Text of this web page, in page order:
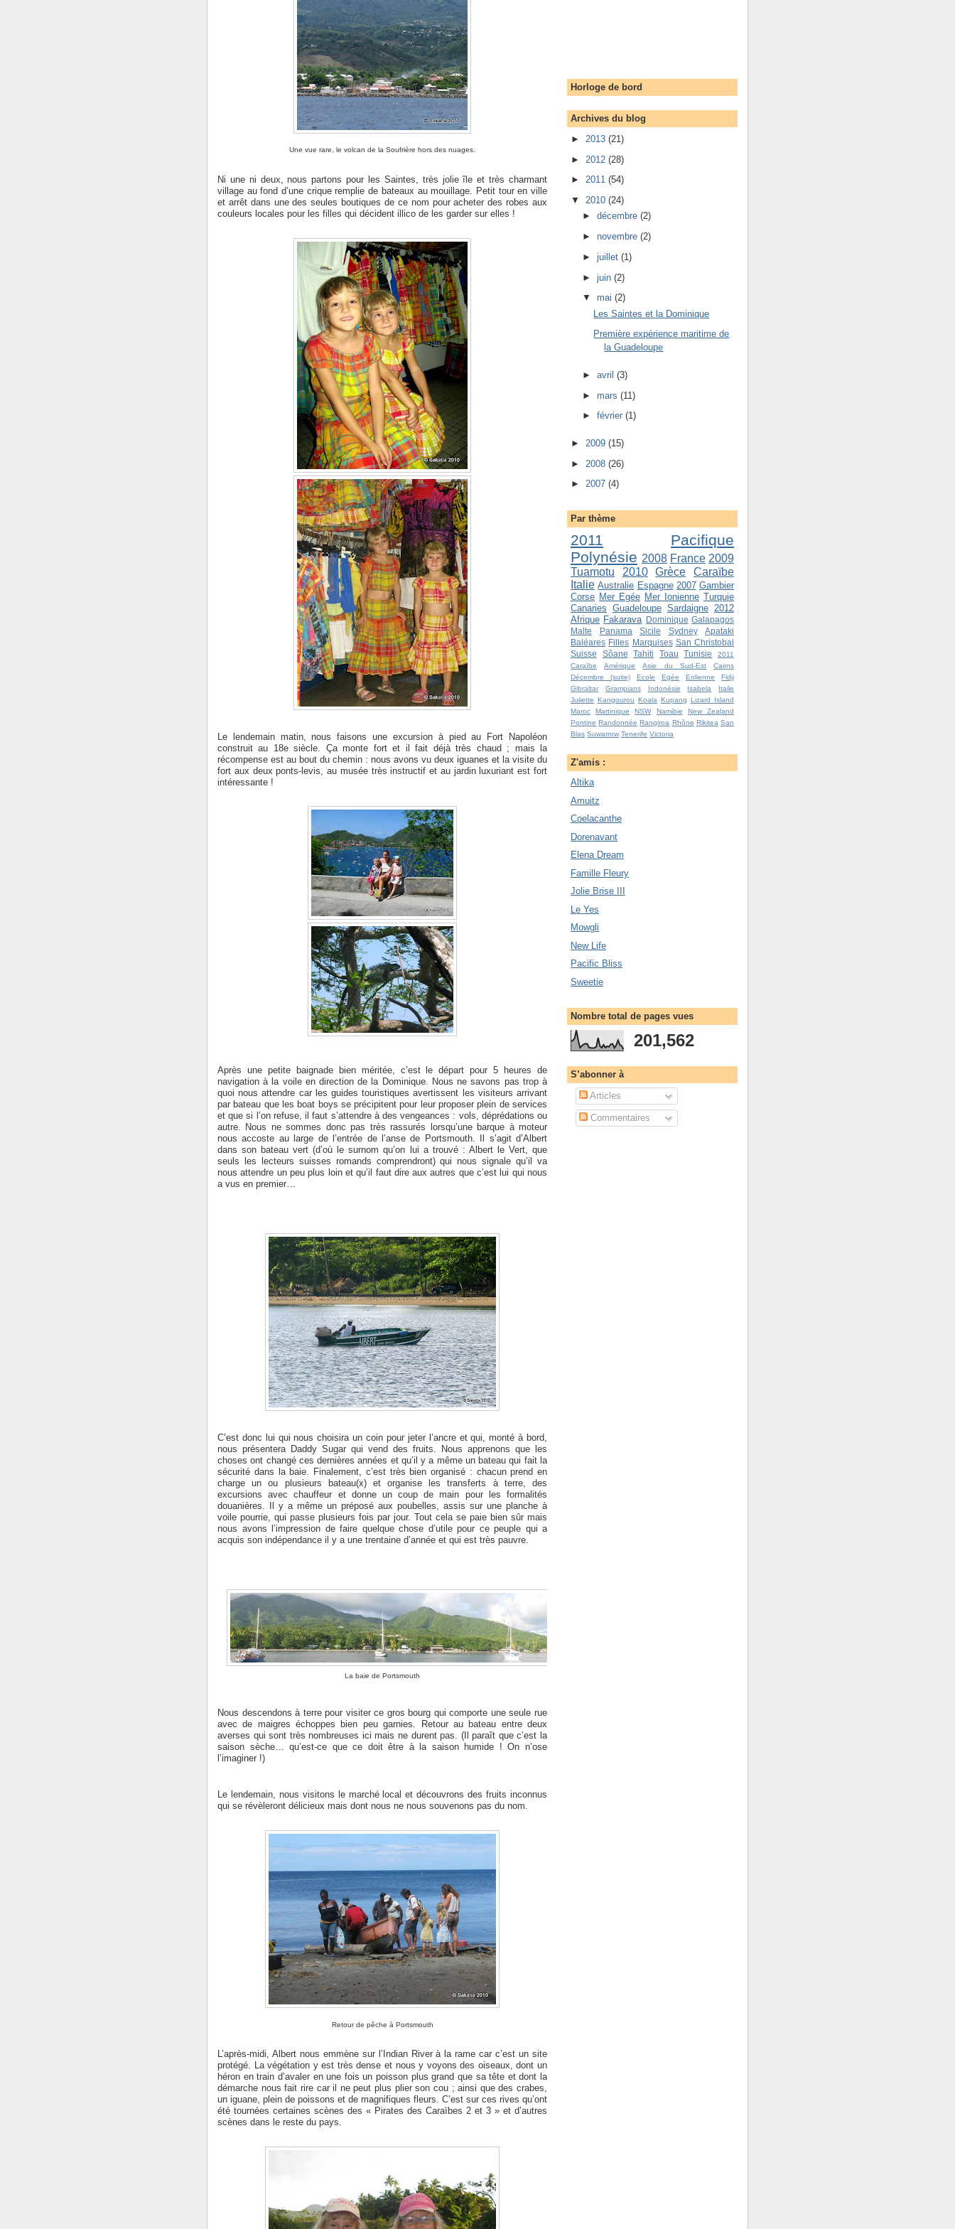
Une vue rare, le volcan de la Soufrière hors des nuages.
Ni une ni deux, nous partons pour les Saintes, très jolie île et très charmant
village au fond d’une crique remplie de bateaux au mouillage. Petit tour en ville
et arrêt dans une des seules boutiques de ce nom pour acheter des robes aux
couleurs locales pour les filles qui décident illico de les garder sur elles !
Le lendemain matin, nous faisons une excursion à pied au Fort Napoléon
construit au 18e siècle. Ça monte fort et il fait déjà très chaud ; mais la
récompense est au bout du chemin : nous avons vu deux iguanes et la visite du
fort aux deux ponts-levis, au musée très instructif et au jardin luxuriant est fort
intéressante !
Après une petite baignade bien méritée, c’est le départ pour 5 heures de
navigation à la voile en direction de la Dominique. Nous ne savons pas trop à
quoi nous attendre car les guides touristiques avertissent les visiteurs arrivant
par bateau que les boat boys se précipitent pour leur proposer plein de services
et que si l’on refuse, il faut s’attendre à des vengeances : vols, déprédations ou
autre. Nous ne sommes donc pas très rassurés lorsqu’une barque à moteur
nous accoste au large de l’entrée de l’anse de Portsmouth. Il s’agit d’Albert
dans son bateau vert (d’où le surnom qu’on lui a trouvé : Albert le Vert, que
seuls les lecteurs suisses romands comprendront) qui nous signale qu’il va
nous attendre un peu plus loin et qu’il faut dire aux autres que c’est lui qui nous
a vus en premier…
C’est donc lui qui nous choisira un coin pour jeter l’ancre et qui, monté à bord,
nous présentera Daddy Sugar qui vend des fruits. Nous apprenons que les
choses ont changé ces dernières années et qu’il y a même un bateau qui fait la
sécurité dans la baie. Finalement, c’est très bien organisé : chacun prend en
charge un ou plusieurs bateau(x) et organise les transferts à terre, des
excursions avec chauffeur et donne un coup de main pour les formalités
douanières. Il y a même un préposé aux poubelles, assis sur une planche à
voile pourrie, qui passe plusieurs fois par jour. Tout cela se paie bien sûr mais
nous avons l’impression de faire quelque chose d’utile pour ce peuple qui a
acquis son indépendance il y a une trentaine d’année et qui est très pauvre.
La baie de Portsmouth
Nous descendons à terre pour visiter ce gros bourg qui comporte une seule rue
avec de maigres échoppes bien peu garnies. Retour au bateau entre deux
averses qui sont très nombreuses ici mais ne durent pas. (Il paraît que c’est la
saison sèche… qu’est-ce que ce doit être à la saison humide ! On n’ose
l’imaginer !)
Le lendemain, nous visitons le marché local et découvrons des fruits inconnus
qui se révèleront délicieux mais dont nous ne nous souvenons pas du nom.
Retour de pêche à Portsmouth
L’après-midi, Albert nous emmène sur l’Indian River à la rame car c’est un site
protégé. La végétation y est très dense et nous y voyons des oiseaux, dont un
héron en train d’avaler en une fois un poisson plus grand que sa tête et dont la
démarche nous fait rire car il ne peut plus plier son cou ; ainsi que des crabes,
un iguane, plein de poissons et de magnifiques fleurs. C’est sur ces rives qu’ont
été tournées certaines scènes des « Pirates des Caraïbes 2 et 3 » et d’autres
scènes dans le reste du pays.
Horloge de bord
Archives du blog
► 2013 (21)
► 2012 (28)
► 2011 (54)
▼ 2010 (24)
► décembre (2)
► novembre (2)
► juillet (1)
► juin (2)
▼ mai (2)
Les Saintes et la Dominique
Première expérience maritime de
la Guadeloupe
► avril (3)
► mars (11)
► février (1)
► 2009 (15)
► 2008 (26)
► 2007 (4)
Par thème
2011
Pacifique
Polynésie 2008 France 2009
Tuamotu
2010 Grèce
Caraïbe
Italie Australie Espagne 2007 Gambier
Corse Mer Egée Mer Ionienne Turquie
Canaries Guadeloupe Sardaigne 2012
Afrique Fakarava Dominique Galapagos
Malte
Panama Sicile Sydney
Apataki
Baléares Filles Marquises San Christobal
Suisse
Sôane Tahiti Toau Tunisie
2011
Caraïbe
Amérique Asie du Sud-Est
Cairns
Décembre (suite)
Ecole Egée Eolienne
Fidji
Gibraltar
Grampians Indonésie Isabela
Itaile
Juliette Kangourou Koala Kupang Lizard Island
Maroc
Martinique NSW Namibie
New Zealand
Pontine Randonnée Rangiroa Rhône Rikitea San
Blas Suwarrow Tenerife Victoria
Z'amis :
Altika
Amuitz
Coelacanthe
Dorenavant
Elena Dream
Famille Fleury
Jolie Brise III
Le Yes
Mowgli
New Life
Pacific Bliss
Sweetie
Nombre total de pages vues
201,562
S’abonner à
Articles
Commentaires